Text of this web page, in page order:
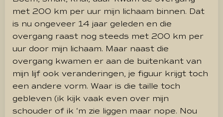
met 200 km per uur mijn lichaam binnen. Dat
is nu ongeveer 14 jaar geleden en die
overgang raast nog steeds met 200 km per
uur door mijn lichaam. Maar naast die
overgang kwamen er aan de buitenkant van
mijn lijf ook veranderingen, je figuur krijgt toch
een andere vorm. Waar is die taille toch
gebleven (ik kijk vaak even over mijn
schouder of ik ‘m zie liggen maar nope. Nou